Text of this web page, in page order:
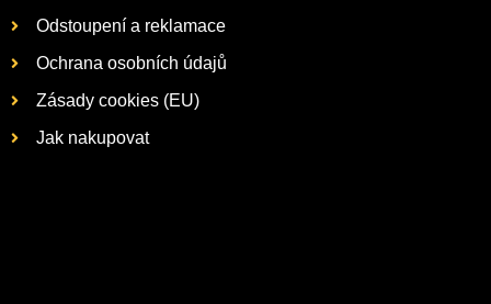
Odstoupení a reklamace
Ochrana osobních údajů
Zásady cookies (EU)
Jak nakupovat